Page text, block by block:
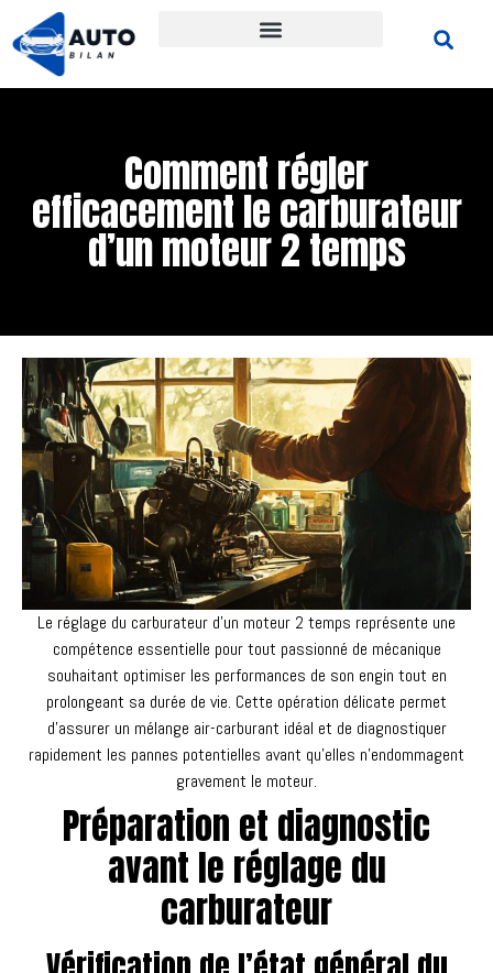
Comment régler
efficacement le carburateur
d’un moteur 2 temps
Le réglage du carburateur d’un moteur 2 temps représente une
compétence essentielle pour tout passionné de mécanique
souhaitant optimiser les performances de son engin tout en
prolongeant sa durée de vie. Cette opération délicate permet
d’assurer un mélange air-carburant idéal et de diagnostiquer
rapidement les pannes potentielles avant qu’elles n’endommagent
gravement le moteur.
Préparation et diagnostic
avant le réglage du
carburateur